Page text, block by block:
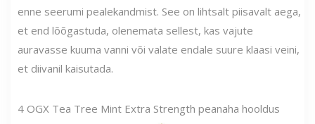
enne seerumi pealekandmist. See on lihtsalt piisavalt aega,
et end lõõgastuda, olenemata sellest, kas vajute
auravasse kuuma vanni või valate endale suure klaasi veini,
et diivanil kaisutada.
4 OGX Tea Tree Mint Extra Strength peanaha hooldus